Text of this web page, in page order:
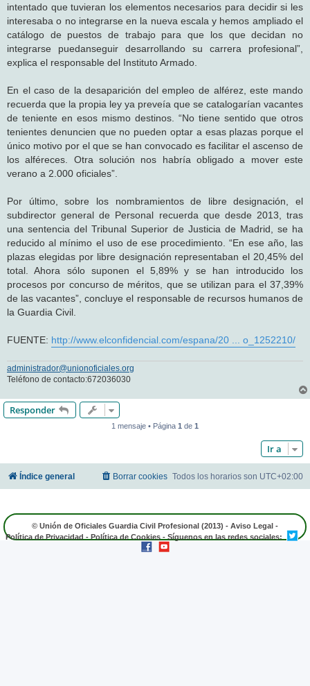
intentado que tuvieran los elementos necesarios para decidir si les
interesaba o no integrarse en la nueva escala y hemos ampliado el
catálogo de puestos de trabajo para que los que decidan no
integrarse puedanseguir desarrollando su carrera profesional”,
explica el responsable del Instituto Armado.
En el caso de la desaparición del empleo de alférez, este mando
recuerda que la propia ley ya preveía que se catalogarían vacantes
de teniente en esos mismo destinos. “No tiene sentido que otros
tenientes denuncien que no pueden optar a esas plazas porque el
único motivo por el que se han convocado es facilitar el ascenso de
los alféreces. Otra solución nos habría obligado a mover este
verano a 2.000 oficiales”.
Por último, sobre los nombramientos de libre designación, el
subdirector general de Personal recuerda que desde 2013, tras
una sentencia del Tribunal Superior de Justicia de Madrid, se ha
reducido al mínimo el uso de ese procedimiento. “En ese año, las
plazas elegidas por libre designación representaban el 20,45% del
total. Ahora sólo suponen el 5,89% y se han introducido los
procesos por concurso de méritos, que se utilizan para el 37,39%
de las vacantes”, concluye el responsable de recursos humanos de
la Guardia Civil.
FUENTE: http://www.elconfidencial.com/espana/20 ... o_1252210/
administrador@unionoficiales.org
Teléfono de contacto:672036030
Responder
1 mensaje • Página 1 de 1
Ir a
Índice general Todos los horarios son UTC+02:00
Borrar cookies
© Unión de Oficiales Guardia Civil Profesional (2013) - Aviso Legal -
Política de Privacidad - Política de Cookies - Síguenos en las redes sociales: